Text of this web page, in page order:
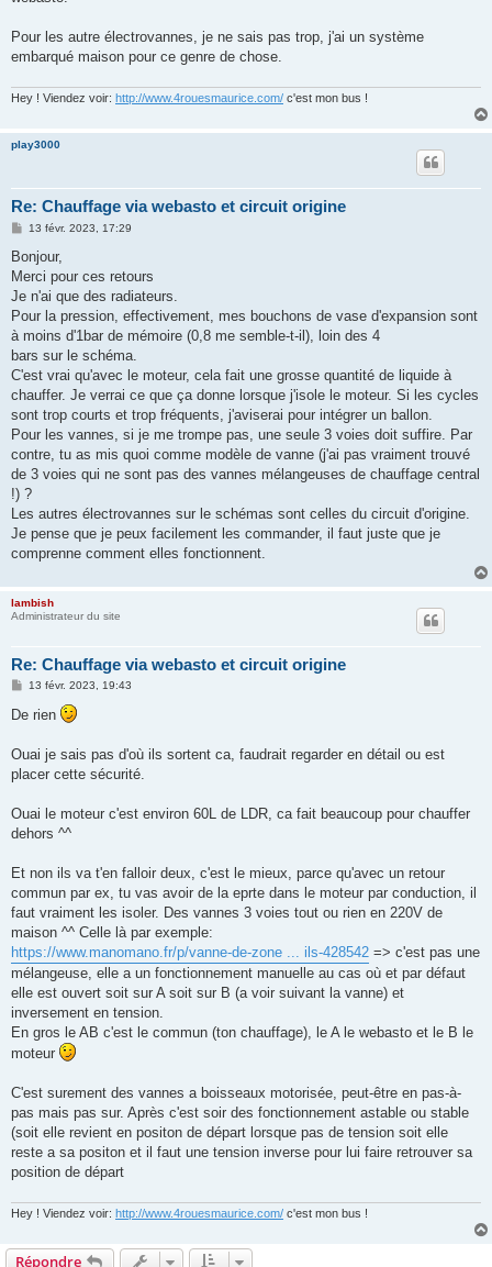
Pour les autre électrovannes, je ne sais pas trop, j'ai un système
embarqué maison pour ce genre de chose.
Hey ! Viendez voir: http://www.4rouesmaurice.com/ c'est mon bus !
play3000
Re: Chauffage via webasto et circuit origine
M
s
a
g
13 févr. 2023, 17:29
Bonjour,
Merci pour ces retours
Je n'ai que des radiateurs.
Pour la pression, effectivement, mes bouchons de vase d'expansion sont
à moins d'1bar de mémoire (0,8 me semble-t-il), loin des 4
bars sur le schéma.
C'est vrai qu'avec le moteur, cela fait une grosse quantité de liquide à
chauffer. Je verrai ce que ça donne lorsque j'isole le moteur. Si les cycles
sont trop courts et trop fréquents, j'aviserai pour intégrer un ballon.
Pour les vannes, si je me trompe pas, une seule 3 voies doit suffire. Par
contre, tu as mis quoi comme modèle de vanne (j'ai pas vraiment trouvé
de 3 voies qui ne sont pas des vannes mélangeuses de chauffage central
!) ?
Les autres électrovannes sur le schémas sont celles du circuit d'origine.
Je pense que je peux facilement les commander, il faut juste que je
comprenne comment elles fonctionnent.
lambish
Administrateur du site
Re: Chauffage via webasto et circuit origine
M
s
s
g
e
13 févr. 2023, 19:43
De rien
Ouai je sais pas d'où ils sortent ca, faudrait regarder en détail ou est
placer cette sécurité.
Ouai le moteur c'est environ 60L de LDR, ca fait beaucoup pour chauffer
dehors ^^
Et non ils va t'en falloir deux, c'est le mieux, parce qu'avec un retour
commun par ex, tu vas avoir de la eprte dans le moteur par conduction, il
faut vraiment les isoler. Des vannes 3 voies tout ou rien en 220V de
maison ^^ Celle là par exemple:
https://www.manomano.fr/p/vanne-de-zone ... ils-428542 => c'est pas une
mélangeuse, elle a un fonctionnement manuelle au cas où et par défaut
elle est ouvert soit sur A soit sur B (a voir suivant la vanne) et
inversement en tension.
En gros le AB c'est le commun (ton chauffage), le A le webasto et le B le
moteur
C'est surement des vannes a boisseaux motorisée, peut-être en pas-à-
pas mais pas sur. Après c'est soir des fonctionnement astable ou stable
(soit elle revient en positon de départ lorsque pas de tension soit elle
reste a sa positon et il faut une tension inverse pour lui faire retrouver sa
position de départ
Hey ! Viendez voir: http://www.4rouesmaurice.com/ c'est mon bus !
Répondre